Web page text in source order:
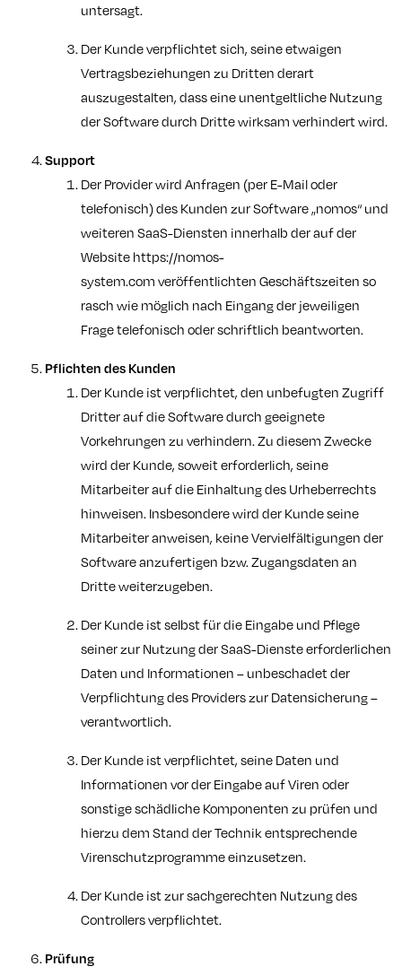
untersagt.
Der Kunde verpflichtet sich, seine etwaigen
Vertragsbeziehungen zu Dritten derart
auszugestalten, dass eine unentgeltliche Nutzung
der Software durch Dritte wirksam verhindert wird.
Support
Der Provider wird Anfragen (per E-Mail oder
telefonisch) des Kunden zur Software „nomos“ und
weiteren SaaS-Diensten innerhalb der auf der
Websitehttps://nomos-
system.comveröffentlichten Geschäftszeiten so
rasch wie möglich nach Eingang der jeweiligen
Frage telefonisch oder schriftlich beantworten.
Pflichten des Kunden
Der Kunde ist verpflichtet, den unbefugten Zugriff
Dritter auf die Software durch geeignete
Vorkehrungen zu verhindern. Zu diesem Zwecke
wird der Kunde, soweit erforderlich, seine
Mitarbeiter auf die Einhaltung des Urheberrechts
hinweisen. Insbesondere wird der Kunde seine
Mitarbeiter anweisen, keine Vervielfältigungen der
Software anzufertigen bzw. Zugangsdaten an
Dritte weiterzugeben.
Der Kunde ist selbst für die Eingabe und Pflege
seiner zur Nutzung der SaaS-Dienste erforderlichen
Daten und Informationen – unbeschadet der
Verpflichtung des Providers zur Datensicherung –
verantwortlich.
Der Kunde ist verpflichtet, seine Daten und
Informationen vor der Eingabe auf Viren oder
sonstige schädliche Komponenten zu prüfen und
hierzu dem Stand der Technik entsprechende
Virenschutzprogramme einzusetzen.
Der Kunde ist zur sachgerechten Nutzung des
Controllers verpflichtet.
Prüfung